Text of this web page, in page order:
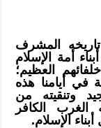
المشرف
أمة الإسلام
العظيم؛
في أيامنا هذه
وتنقيته من
الغرب الكافر
الإسلام.